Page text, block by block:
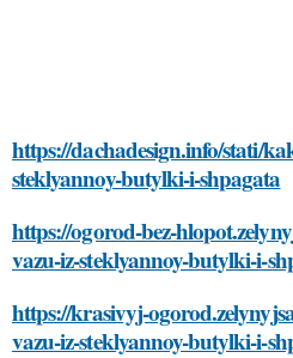
https://dachadesign.info/stati/
steklyannoy-butylki-i-shpagata
https://ogorod-bez-
vazu-iz-steklyannoy-butylki-i-
https://krasivyj-
vazu-iz-steklyannoy-butylki-i-